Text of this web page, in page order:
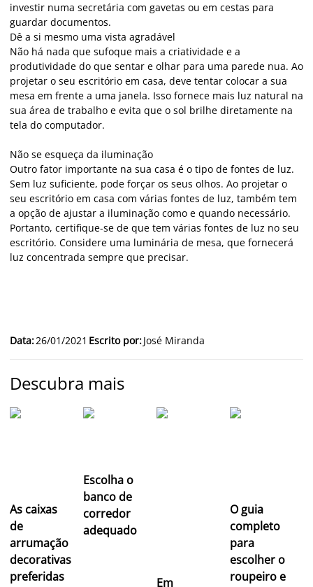
investir numa secretária com gavetas ou em cestas para
guardar documentos.
Dê a si mesmo uma vista agradável
Não há nada que sufoque mais a criatividade e a
produtividade do que sentar e olhar para uma parede nua. Ao
projetar o seu escritório em casa, deve tentar colocar a sua
mesa em frente a uma janela. Isso fornece mais luz natural na
sua área de trabalho e evita que o sol brilhe diretamente na
tela do computador.
Não se esqueça da iluminação
Outro fator importante na sua casa é o tipo de fontes de luz.
Sem luz suficiente, pode forçar os seus olhos. Ao projetar o
seu escritório em casa com várias fontes de luz, também tem
a opção de ajustar a iluminação como e quando necessário.
Portanto, certifique-se de que tem várias fontes de luz no seu
escritório. Considere uma luminária de mesa, que fornecerá
luz concentrada sempre que precisar.
Data:26/01/2021 Escrito por:José Miranda
Descubra mais
As caixas
de
arrumação
decorativas
preferidas
Escolha o
banco de
corredor
adequado
Em
O guia
completo
para
escolher o
roupeiro e